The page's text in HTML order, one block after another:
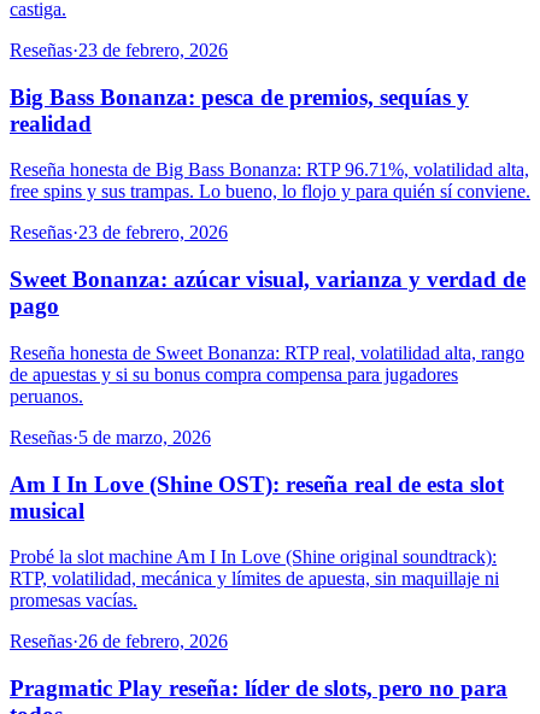
castiga.
Reseñas·23 de febrero, 2026
Big Bass Bonanza: pesca de premios, sequías y
realidad
Reseña honesta de Big Bass Bonanza: RTP 96.71%, volatilidad alta,
free spins y sus trampas. Lo bueno, lo flojo y para quién sí conviene.
Reseñas·23 de febrero, 2026
Sweet Bonanza: azúcar visual, varianza y verdad de
pago
Reseña honesta de Sweet Bonanza: RTP real, volatilidad alta, rango
de apuestas y si su bonus compra compensa para jugadores
peruanos.
Reseñas·5 de marzo, 2026
Am I In Love (Shine OST): reseña real de esta slot
musical
Probé la slot machine Am I In Love (Shine original soundtrack):
RTP, volatilidad, mecánica y límites de apuesta, sin maquillaje ni
promesas vacías.
Reseñas·26 de febrero, 2026
Pragmatic Play reseña: líder de slots, pero no para